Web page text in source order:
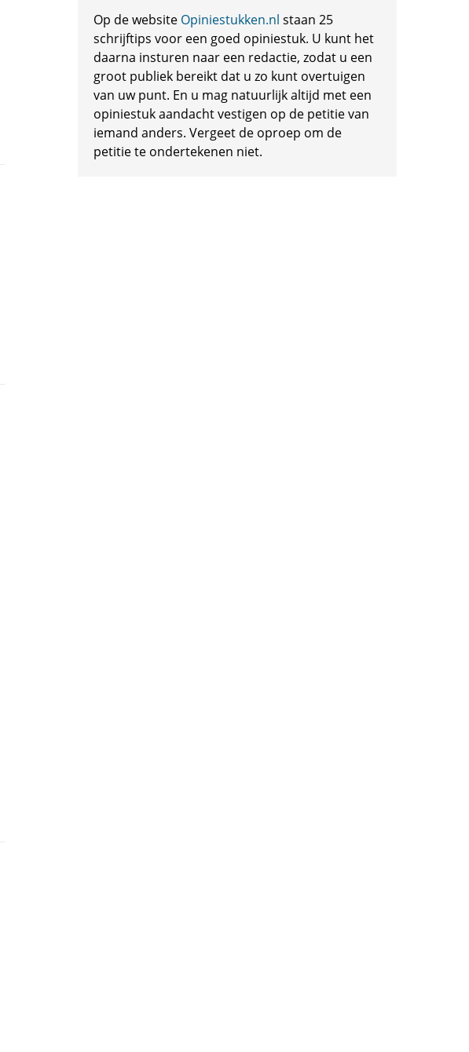
Op de website Opiniestukken.nl staan 25
schrijftips voor een goed opiniestuk. U kunt het
daarna insturen naar een redactie, zodat u een
groot publiek bereikt dat u zo kunt overtuigen
van uw punt. En u mag natuurlijk altijd met een
opiniestuk aandacht vestigen op de petitie van
iemand anders. Vergeet de oproep om de
petitie te ondertekenen niet.